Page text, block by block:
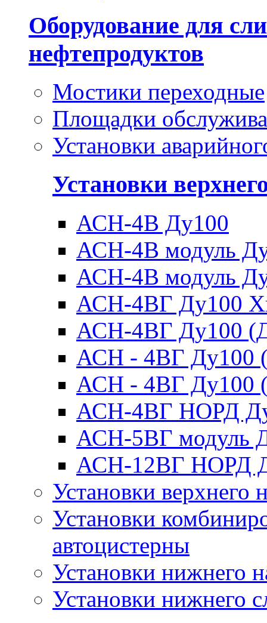
Оборудование для
нефтепродуктов
Мостики переходные
Площадки
Установки
Установки
АСН-4В Ду100
АСН-4В модуль
АСН-4В модуль
АСН-4ВГ Ду100
АСН-4ВГ Ду100
АСН - 4ВГ Ду100
АСН - 4ВГ Ду100
АСН-4ВГ НОРД
АСН-5ВГ модуль
АСН-12ВГ НОРД
Установки верхнего
Установки
автоцистерны
Установки нижнего
Установки нижнего